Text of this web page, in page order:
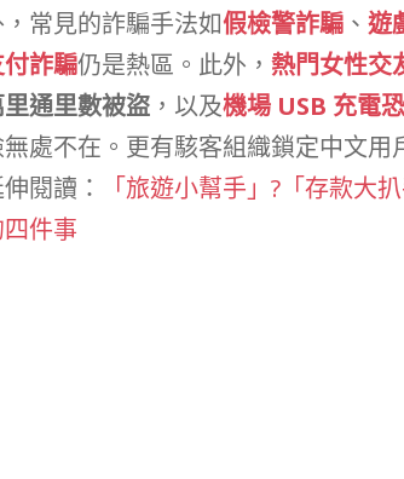
常見的詐騙手法如假檢警詐騙 、 遊
詐騙仍是熱區。此外， 熱門女性交
通里數被盜 ，以及機場 USB 充電
處不在。更有駭客組織鎖定中文用
閱讀：
「旅遊小幫手」?「存款大
件事